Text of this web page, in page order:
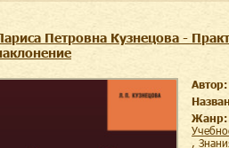
Петровна Кузнецова -
Автор:
Жанр:
,